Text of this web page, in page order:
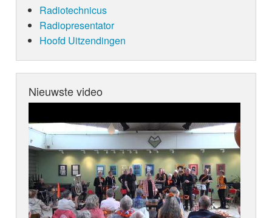
Radiotechnicus
Radiopresentator
Hoofd Uitzendingen
Nieuwste video